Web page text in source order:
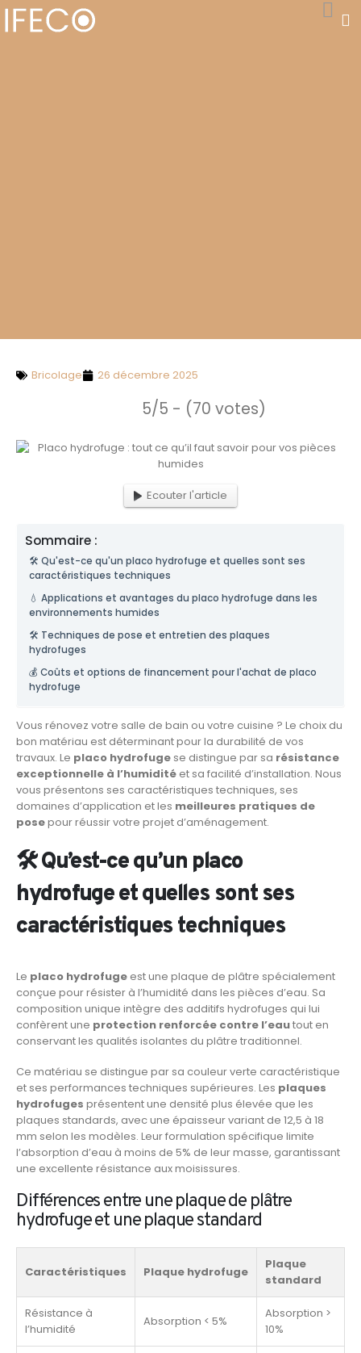
Bricolage 26 décembre 2025
5/5 - (70 votes)
Ecouter l'article
Sommaire :
🛠️ Qu'est-ce qu'un placo hydrofuge et quelles sont ses
caractéristiques techniques
💧 Applications et avantages du placo hydrofuge dans les
environnements humides
🛠️ Techniques de pose et entretien des plaques
hydrofuges
💰 Coûts et options de financement pour l'achat de placo
hydrofuge
Vous rénovez votre salle de bain ou votre cuisine ? Le choix du
bon matériau est déterminant pour la durabilité de vos
travaux. Le placo hydrofuge se distingue par sa résistance
exceptionnelle à l’humidité et sa facilité d’installation. Nous
vous présentons ses caractéristiques techniques, ses
domaines d’application et les meilleures pratiques de
posepour réussir votre projet d’aménagement.
🛠️ Qu’est-ce qu’un placo
hydrofuge et quelles sont ses
caractéristiques techniques
Le placo hydrofuge est une plaque de plâtre spécialement
conçue pour résister à l’humidité dans les pièces d’eau. Sa
composition unique intègre des additifs hydrofuges qui lui
confèrent une protection renforcée contre l’eautout en
conservant les qualités isolantes du plâtre traditionnel.
Ce matériau se distingue par sa couleur verte caractéristique
et ses performances techniques supérieures. Les plaques
hydrofuges présentent une densité plus élevée que les
plaques standards, avec une épaisseur variant de 12,5 à 18
mm selon les modèles. Leur formulation spécifique limite
l’absorption d’eau à moins de 5% de leur masse, garantissant
une excellente résistance aux moisissures.
Différences entre une plaque de plâtre
hydrofuge et une plaque standard
Caractéristiques Plaque hydrofuge
Plaque
standard
Résistance à
l’humidité
Absorption < 5%
Absorption >
10%